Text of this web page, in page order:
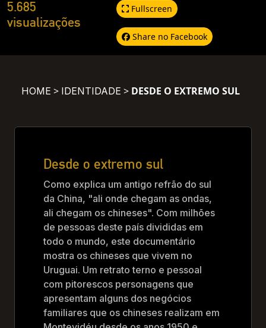
5.685
visualizações
Fullscreen
Share no Facebook
HOME > IDENTIDADE > DESDE O EXTREMO SUL
Desde o extremo sul
Como explica um antigo refrão do sul
da China, "ali onde chegam as ondas,
ali chegam os chineses". Com milhões
de pessoas deste país divididas em
todo o mundo, este documentário
mostra os chineses que vivem no
Uruguai. Um retrato terno e pessoal
com pitorescos personagens que
apresentam alguns dos negócios
familiares que os chineses realizam em